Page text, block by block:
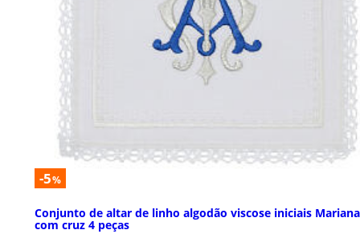
-5%
Conjunto de altar de linho algodão viscose iniciais
com cruz 4 peças